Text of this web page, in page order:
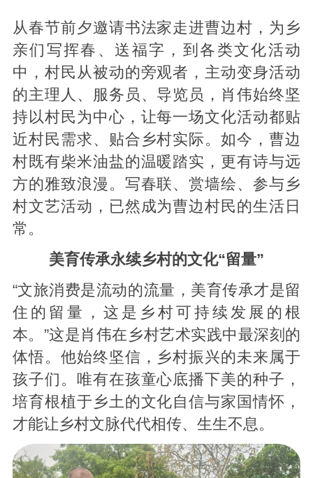
从春节前夕邀请书法家走进曹边村，为乡
亲们写挥春、送福字，到各类文化活动
中，村民从被动的旁观者，主动变身活动
的主理人、服务员、导览员，肖伟始终坚
持以村民为中心，让每一场文化活动都贴
近村民需求、贴合乡村实际。如今，曹边
村既有柴米油盐的温暖踏实，更有诗与远
方的雅致浪漫。写春联、赏墙绘、参与乡
村文艺活动，已然成为曹边村民的生活日
常。
美育传承永续乡村的文化“留量”
“文旅消费是流动的流量，美育传承才是留
住的留量，这是乡村可持续发展的根
本。”这是肖伟在乡村艺术实践中最深刻的
体悟。他始终坚信，乡村振兴的未来属于
孩子们。唯有在孩童心底播下美的种子，
培育根植于乡土的文化自信与家国情怀，
才能让乡村文脉代代相传、生生不息。